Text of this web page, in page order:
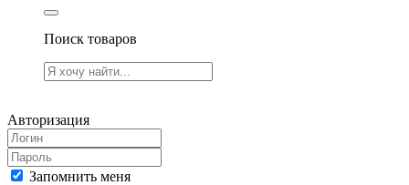
Поиск товаров
Авторизация
Запомнить меня